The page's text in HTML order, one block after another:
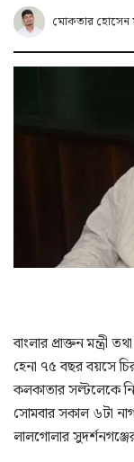
মোকতার হোসেন
বাংলার প্রাক্তন মন্ত্রী
হেনা ৭৫ বছর বয়সে
কলকাতার সল্টলেকে
সোমবার সকাল ৬টা
লালগোলার